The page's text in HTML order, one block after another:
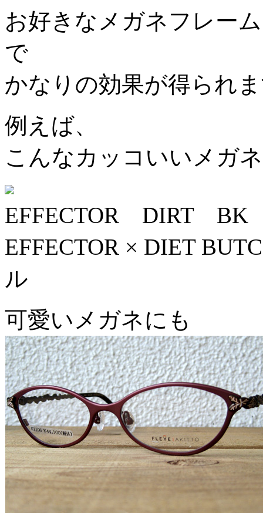
お好きなメガネフレー
で
かなりの効果が得られ
例えば、
こんなカッコいいメガ
EFFECTOR DIRT BK
EFFECTOR × DIET
ル
可愛いメガネにも